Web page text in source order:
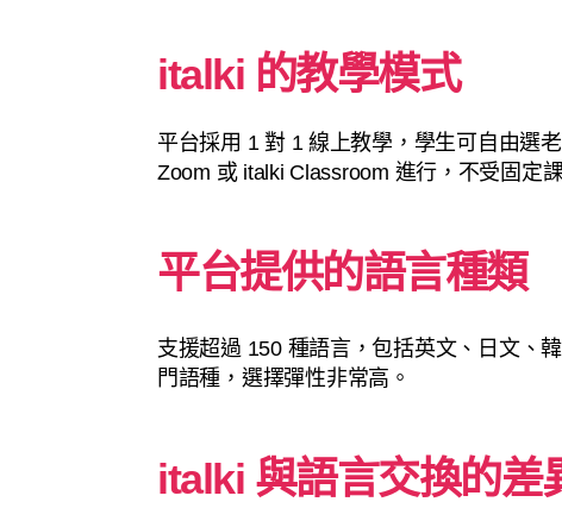
italki 的教學模式
平台採用 1 對 1 線上教學，學生可自由選
Zoom 或 italki Classroom 進行，不受固定
平台提供的語言種類
支援超過 150 種語言，包括英文、日文、
門語種，選擇彈性非常高。
italki 與語言交換的差